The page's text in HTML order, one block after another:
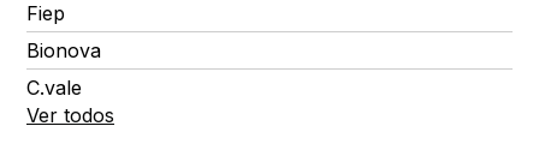
Fiep
Bionova
C.vale
Ver todos